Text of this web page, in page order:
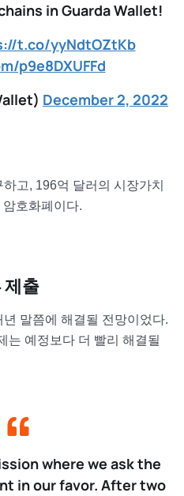
in Guarda Wallet!
t.co/yyNdtOZtKb
p9e8DXUFFd
December 2, 2022
고, 196억 달러의 시장가치
호화폐이다.
제출
말쯤에 해결될 전망이었다.
는 예정보다 더 빨리 해결될
where we ask the
in our favor. After two